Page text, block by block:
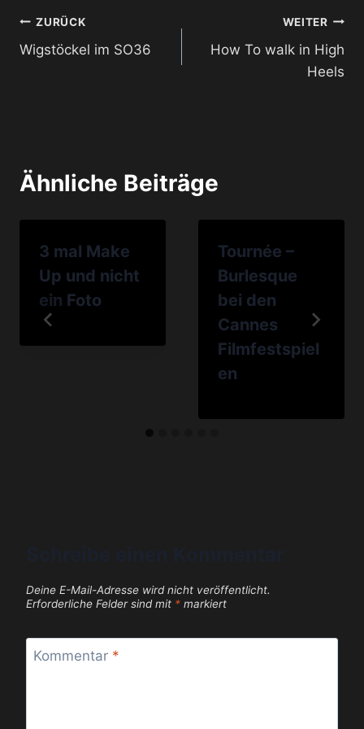
Beitragsnavigation
ZURÜCK
Wigstöckel im SO36
WEITER
How To walk in High
Heels
Ähnliche Beiträge
3 mal Make
Up und nicht
ein Foto
Tournée –
Burlesque
bei den
Cannes
Filmfestspiel
en
Deine E-Mail-Adresse wird nicht veröffentlicht.
Erforderliche Felder sind mit * markiert
Kommentar *